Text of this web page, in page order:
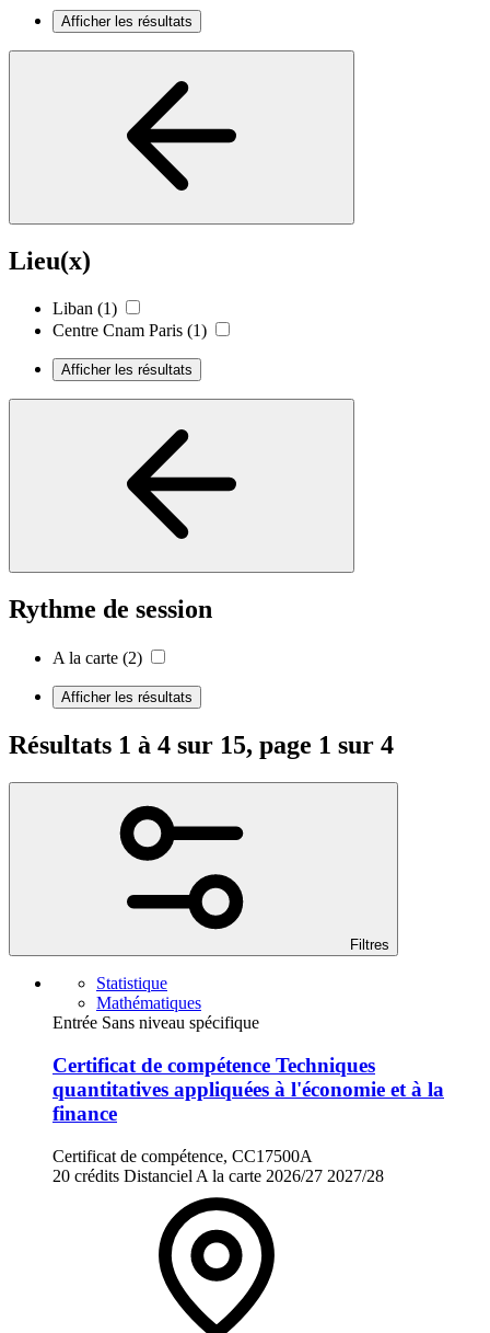
Afficher les résultats
Lieu(x)
Liban (1)
Centre Cnam Paris (1)
Afficher les résultats
Rythme de session
A la carte (2)
Afficher les résultats
Résultats 1 à 4 sur 15, page 1 sur 4
Filtres
Statistique
Mathématiques
Entrée Sans niveau spécifique
Certificat de compétence Techniques
quantitatives appliquées à l'économie et à la
finance
Certificat de compétence, CC17500A
20 crédits Distanciel A la carte 2026/27 2027/28